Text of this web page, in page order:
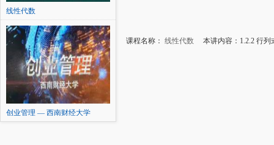
线性代数
创业管理 — 西南财经大学
课程名称： 线性代数 本讲内容：1.2.2 行列